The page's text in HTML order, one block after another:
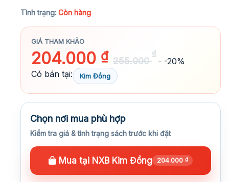
Tình trạng: Còn hàng
GIÁ THAM KHẢO
204.000 ₫ 255.000
₫
-20%
Có bán tại:
Kim Đồng
Chọn nơi mua phù hợp
Kiểm tra giá & tình trạng sách trước khi đặt
Mua tại NXB Kim Đồng 204.000 ₫